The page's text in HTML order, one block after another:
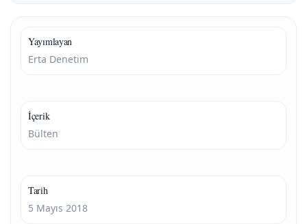
Yayımlayan
Erta Denetim
İçerik
Bülten
Tarih
5 Mayıs 2018